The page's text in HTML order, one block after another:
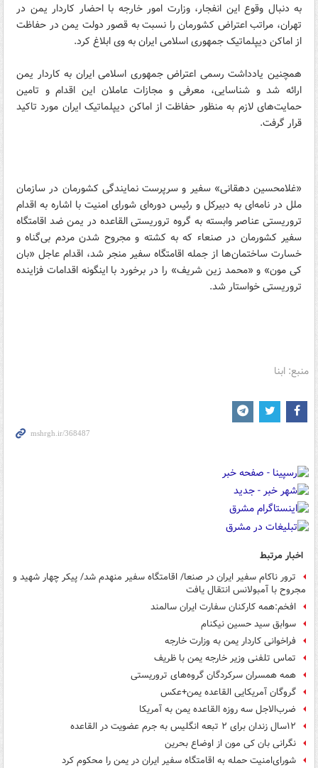
به دنبال وقوع این انفجار، وزارت امور خارجه با احضار کاردار یمن در
تهران، مراتب اعتراض کشورمان را نسبت به قصور دولت یمن در حفاظت
از اماکن دیپلماتیک جمهوری اسلامی ایران به وی ابلاغ کرد.
همچنین یادداشت رسمی اعتراض جمهوری اسلامی ایران به کاردار یمن
ارائه شد و شناسایی، معرفی و مجازات عاملان این اقدام و تامین
حمایت‌های لازم به منظور حفاظت از اماکن دیپلماتیک ایران مورد تاکید
قرار گرفت.
«غلامحسین دهقانی» سفیر و سرپرست نمایندگی کشورمان در سازمان
ملل در نامه‌ای به دبیرکل و رئیس دوره‌ای شورای امنیت با اشاره به اقدام
تروریستی عناصر وابسته به گروه تروریستی القاعده در یمن ضد اقامتگاه
سفیر کشورمان در صنعاء که به کشته و مجروح شدن مردم بی‌گناه و
خسارت ساختمان‌ها از جمله اقامتگاه سفیر منجر شد، اقدام عاجل‌ «بان
کی مون» و «محمد زین شریف» را در برخورد با اینگونه اقدامات فزاینده
تروریستی خواستار شد.
منبع: ابنا
اخبار مرتبط
ترور ناکام سفیر ایران در صنعا/ اقامتگاه سفیر منهدم شد/ پیکر چهار شهید و
مجروح با آمبولانس انتقال یافت
افخم:همه کارکنان سفارت ایران سالمند
سوابق سید حسین نیکنام
فراخوانی کاردار یمن به وزارت خارجه
تماس تلفنی وزیر خارجه یمن با ظریف
همه‌ همسران سرکردگان‌ گروه‌های‌ تروریستی
گروگان آمریکایی القاعده یمن+عکس
ضرب‌الاجل سه روزه القاعده یمن به آمریکا
۱۲سال زندان برای ۲ تبعه انگلیس به جرم عضویت در القاعده
نگرانی بان کی مون از اوضاع بحرین
شورای‌امنیت حمله به اقامتگاه سفیر ایران در یمن را محکوم کرد